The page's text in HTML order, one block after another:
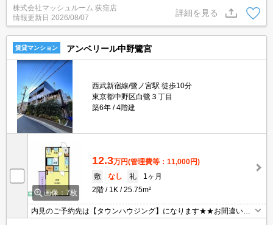
株式会社マッシュルーム 荻窪店
情報更新日 2026/08/07
詳細を見る
賃貸マンション アンベリール中野鷺宮
西武新宿線/鷺ノ宮駅 徒歩10分
東京都中野区白鷺３丁目
築6年
4階建
画像：7枚
12.3万円(管理費等：11,000円)
敷
なし 礼
1ヶ月
2階
1K 25.75m²
内見のご予約先は【タウンハウジング】になります★★お間違いな